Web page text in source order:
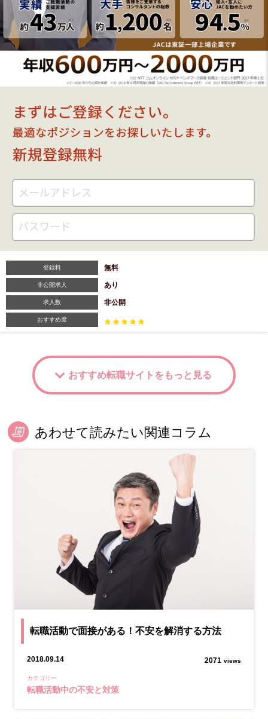
登録料 無料
非公開求人 あり
求人数 非公開
おすすめ度
おすすめ転職サイトをもっと見る
あわせて読みたい関連コラム
転職活動で面接がある！不安を解消する方法
2018.09.14 2071 views
カテゴリー
転職活動中の不安と対策